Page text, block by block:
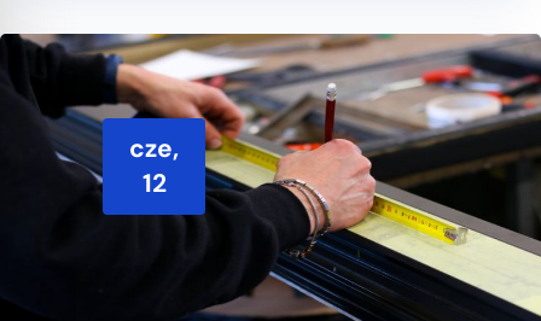
cze,
12